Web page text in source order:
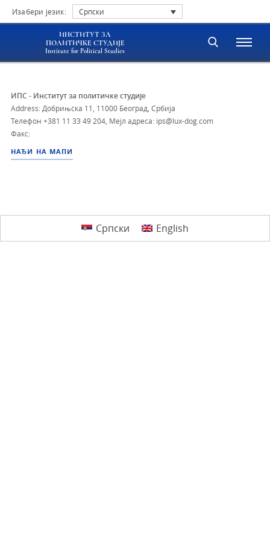
Изабери језик: Српски
ИНСТИТУТ ЗА
ПОЛИТИЧКЕ СТУДИЈЕ
Institute for Political Studies
ИПС - Институт за политичке студије
Address: Добрињска 11, 11000 Београд, Србија
Телефон +381 11 33 49 204 Мејл адреса: ips@lux-dog.com
Факс:
НАЂИ НА МАПИ
Српски English